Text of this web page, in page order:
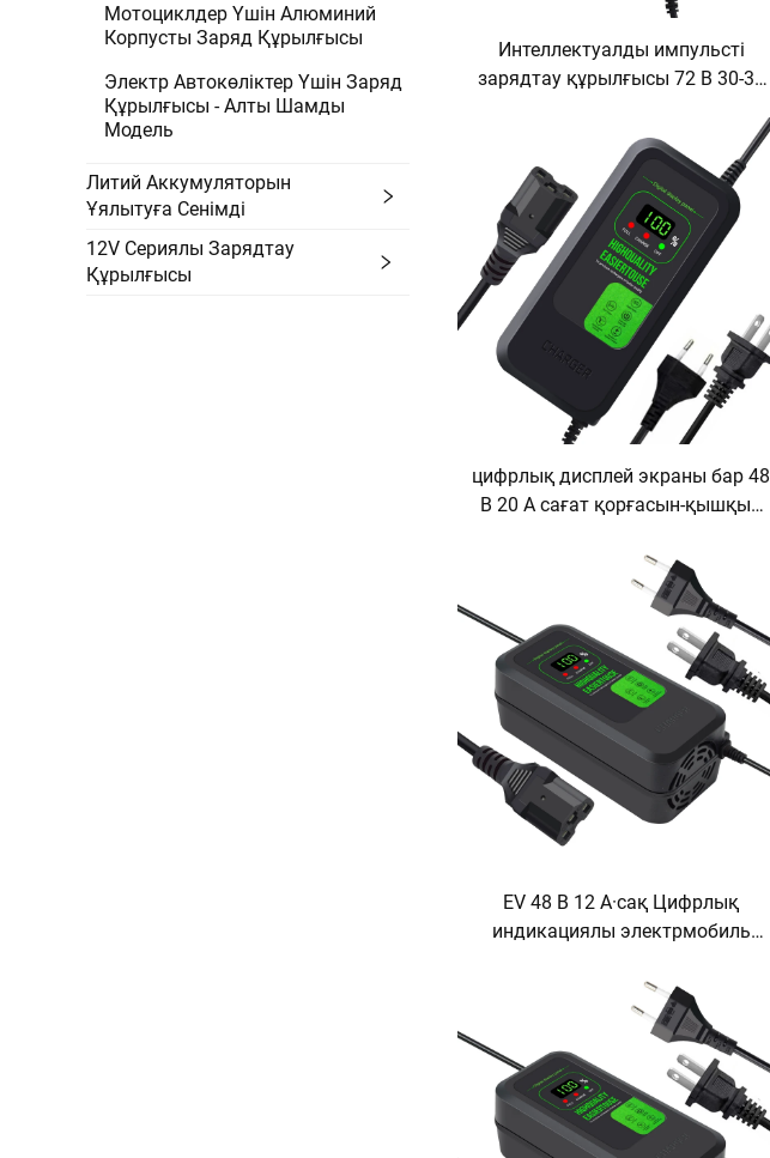
Мотоциклдер Үшін Алюминий
Корпусты Заряд Құрылғысы
Электр Автокөліктер Үшін Заряд
Құрылғысы - Алты Шамды
Модель
Литий Аккумуляторын
Ұялытуға Сенімді
12V Сериялы Зарядтау
Құрылғысы
Интеллектуалды импульсті
зарядтау құрылғысы 72 В 30-32
электр көлігі мен велосипед
зарядтау құрылғысы
Қышқылды-қорғасынды
аккумулятор AC және DC
порттарымен
цифрлық дисплей экраны бар 48
В 20 А сағат қорғасын-қышқыл
электр скейтбордының ток көзі
адаптері
EV 48 В 12 А·сақ Цифрлық
индикациялы электрмобиль
тұрақты ток электровелосипед
зарядтауышы Цифрлық
индикациялы қорғасын-қышқыл
электр құралы